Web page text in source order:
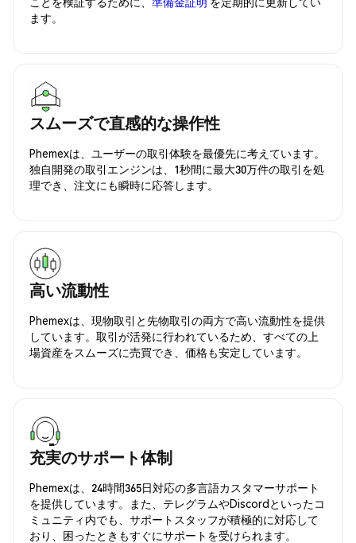
ます。
スムーズで直感的な操作性
Phemexは、ユーザーの取引体験を最優先に考えています。
独自開発の取引エンジンは、1秒間に最大30万件の取引を処
理でき、注文にも瞬時に応答します。
高い流動性
Phemexは、現物取引と先物取引の両方で高い流動性を提供
しています。取引が活発に行われているため、すべての上
場資産をスムーズに売買でき、価格も安定しています。
充実のサポート体制
Phemexは、24時間365日対応の多言語カスタマーサポート
を提供しています。また、テレグラムやDiscordといったコ
ミュニティ内でも、サポートスタッフが積極的に対応して
おり、困ったときもすぐにサポートを受けられます。